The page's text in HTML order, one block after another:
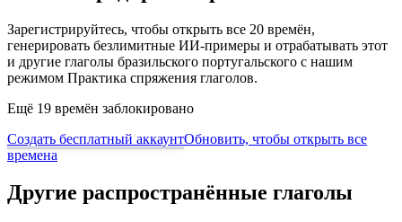
Зарегистрируйтесь, чтобы открыть все 20 времён,
генерировать безлимитные ИИ-примеры и отрабатывать этот
и другие глаголы бразильского португальского с нашим
режимом Практика спряжения глаголов.
Ещё 19 времён заблокировано
Создать бесплатный аккаунтОбновить, чтобы открыть все
времена
Другие распространённые глаголы